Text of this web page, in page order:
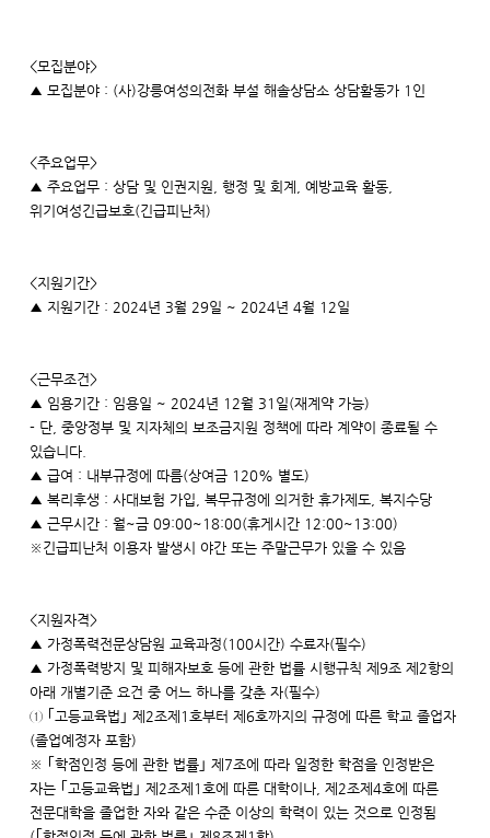
<모집분야>
▲ 모집분야 : (사)강릉여성의전화 부설 해솔상담소 상담활동가 1인
<주요업무>
▲ 주요업무 : 상담 및 인권지원, 행정 및 회계, 예방교육 활동,
위기여성긴급보호(긴급피난처)
<지원기간>
▲ 지원기간 : 2024년 3월 29일 ~ 2024년 4월 12일
<근무조건>
▲ 임용기간 : 임용일 ~ 2024년 12월 31일(재계약 가능)
- 단, 중앙정부 및 지자체의 보조금지원 정책에 따라 계약이 종료될 수
있습니다.
▲ 급여 : 내부규정에 따름(상여금 120% 별도)
▲ 복리후생 : 사대보험 가입, 복무규정에 의거한 휴가제도, 복지수당
▲ 근무시간 : 월~금 09:00~18:00(휴게시간 12:00~13:00)
※긴급피난처 이용자 발생시 야간 또는 주말근무가 있을 수 있음
<지원자격>
▲ 가정폭력전문상담원 교육과정(100시간) 수료자(필수)
▲ 가정폭력방지 및 피해자보호 등에 관한 법률 시행규칙 제9조 제2항의
아래 개별기준 요건 중 어느 하나를 갖춘 자(필수)
① ｢고등교육법｣ 제2조제1호부터 제6호까지의 규정에 따른 학교 졸업자
(졸업예정자 포함)
※ ｢학점인정 등에 관한 법률｣ 제7조에 따라 일정한 학점을 인정받은
자는 ｢고등교육법｣ 제2조제1호에 따른 대학이나, 제2조제4호에 따른
전문대학을 졸업한 자와 같은 수준 이상의 학력이 있는 것으로 인정됨